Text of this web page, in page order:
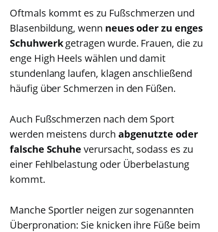
Oftmals kommt es zu Fußschmerzen und
Blasenbildung, wenn neues oder zu enges
Schuhwerkgetragen wurde. Frauen, die zu
enge High Heels wählen und damit
stundenlang laufen, klagen anschließend
häufig über Schmerzen in den Füßen.
Auch Fußschmerzen nach dem Sport
werden meistens durch abgenutzte oder
falsche Schuhe verursacht, sodass es zu
einer Fehlbelastung oder Überbelastung
kommt.
Manche Sportler neigen zur sogenannten
Überpronation: Sie knicken ihre Füße beim